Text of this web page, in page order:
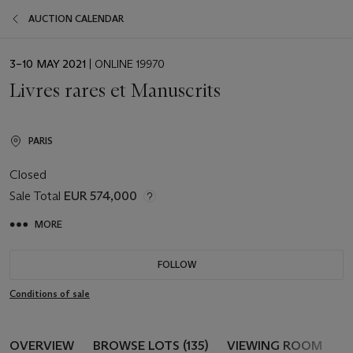
AUCTION CALENDAR
EVENT
3–10 MAY 2021 | ONLINE 19970
Livres rares et Manuscrits
PARIS
Closed
Sale Total EUR 574,000
MORE
FOLLOW
Conditions of sale
OVERVIEW BROWSE LOTS (135) VIEWING ROOM